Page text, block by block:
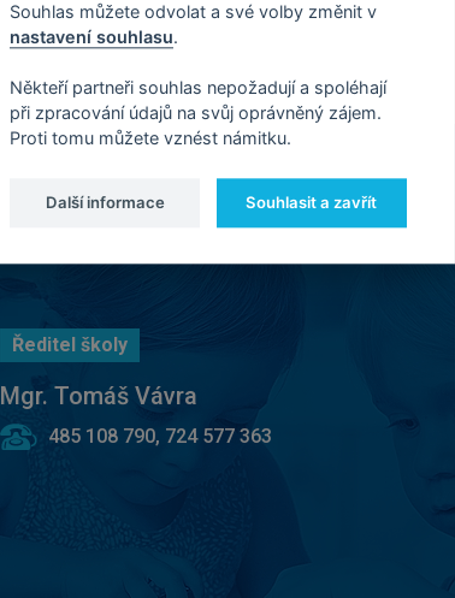
Ředitel školy
Mgr. Tomáš Vávra
485 108 790, 724 577 363
Souhlas můžete odvolat a své volby změnit v
nastavení souhlasu.
Někteří partneři souhlas nepožadují a spoléhají
při zpracování údajů na svůj oprávněný zájem.
Proti tomu můžete vznést námitku.
Další informace Souhlasit a zavřít